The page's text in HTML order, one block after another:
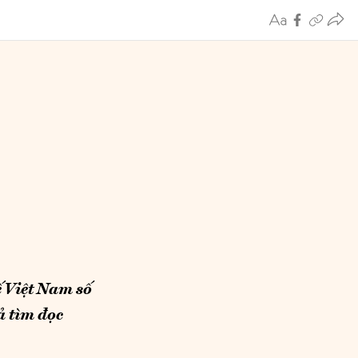
Nam số
tìm đọc